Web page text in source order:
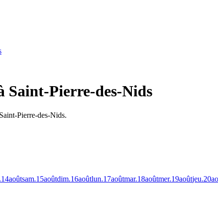
Saint-Pierre-des-Nids
Pierre-des-Nids.
14aoûtsam.15aoûtdim.16aoûtlun.17aoûtmar.18aoûtmer.19aoûtjeu.20